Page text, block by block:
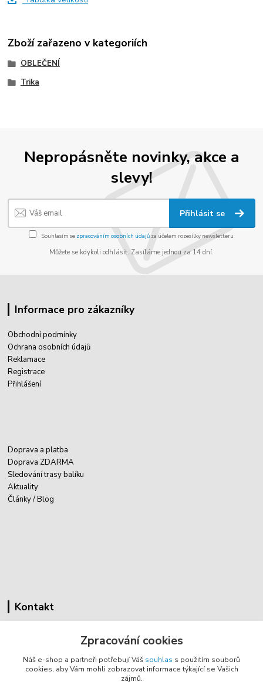
Zboží zařazeno v kategoriích
OBLEČENÍ
Trika
Nepropásněte novinky, akce a
slevy!
Přihlásit se
Souhlasím se zpracováním osobních údajůza účelem rozesílky newsletteru.
Můžete se kdykoli odhlásit. Zasíláme jednou za 14 dní.
Informace pro zákazníky
Obchodní podmínky
Ochrana osobních údajů
Reklamace
Registrace
Přihlášení
Doprava a platba
Doprava ZDARMA
Sledování trasy balíku
Aktuality
Články / Blog
Kontakt
Zákostelí 83
783 44 Náměšť na Hané
Zpracování cookies
Náš e-shop a partneři potřebují Váš souhlas s použitím souborů
cookies, aby Vám mohli zobrazovat informace týkající se Vašich
zájmů.